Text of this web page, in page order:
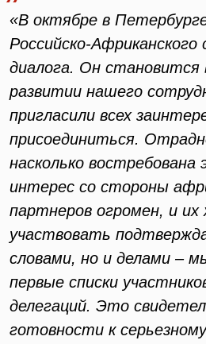
«В октябре в
Российско-Африканского
диалога. Он становится
развитии нашего
пригласили всех
присоединиться.
насколько
интерес со стороны
партнеров огромен, и их
участвовать
словами, но и делами –
первые списки
делегаций. Это
готовности к